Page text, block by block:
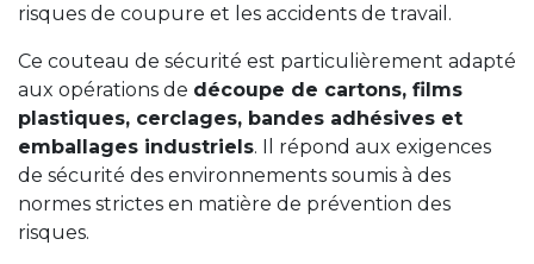
risques de coupure et les accidents de travail.
Ce couteau de sécurité est particulièrement adapté
aux opérations de découpe de cartons, films
plastiques, cerclages, bandes adhésives et
emballages industriels. Il répond aux exigences
de sécurité des environnements soumis à des
normes strictes en matière de prévention des
risques.